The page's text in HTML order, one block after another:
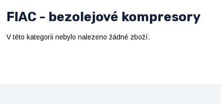
FIAC - bezolejové kompresory
V této kategorii nebylo nalezeno žádné zboží.